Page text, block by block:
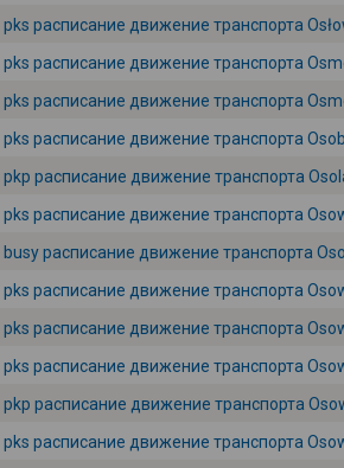
pks расписание движение транспорта
pks расписание движение транспорта
pks расписание движение транспорта
pks расписание движение транспорта
pkp расписание движение транспорта
pks расписание движение транспорта
busy расписание движение транспорта
pks расписание движение транспорта
pks расписание движение транспорта
pks расписание движение транспорта
pkp расписание движение транспорта
pks расписание движение транспорта